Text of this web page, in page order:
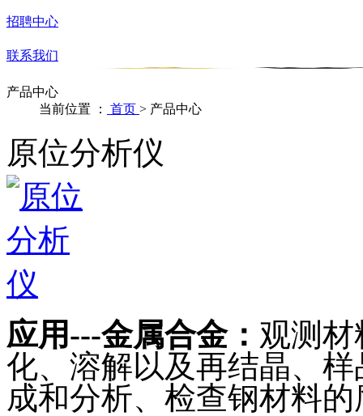
招聘中心
联系我们
产品中心
当前位置 ：
首页 > 产品中心
原位分析仪
应用---金属合金： 观测
化、溶解以及再结晶、
成和分析、检查钢材料